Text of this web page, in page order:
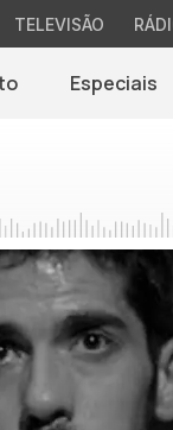
TELEVISÃO
Especiais